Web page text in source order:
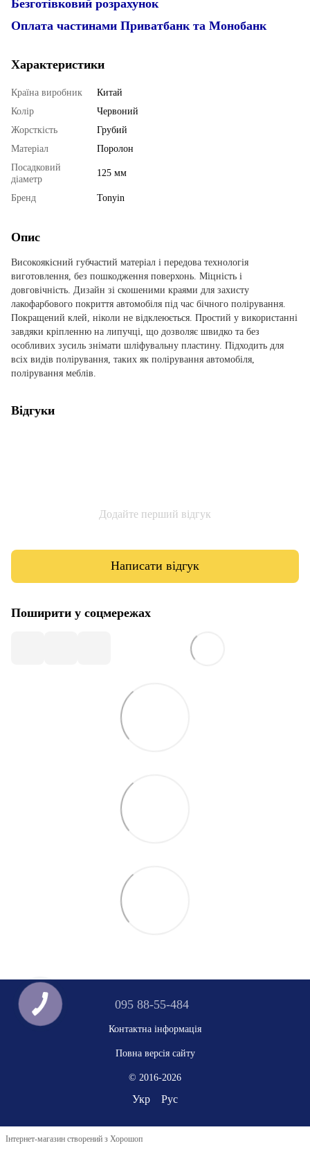
Безготівковий розрахунок
Оплата частинами Приватбанк та Монобанк
Характеристики
Країна виробник
Китай
Колір
Червоний
Жорсткість
Грубий
Матеріал
Поролон
Посадковий
діаметр
125 мм
Бренд Tonyin
Опис
Високоякісний губчастий матеріал і передова технологія
виготовлення, без пошкодження поверхонь. Міцність і
довговічність. Дизайн зі скошеними краями для захисту
лакофарбового покриття автомобіля під час бічного полірування.
Покращений клей, ніколи не відклеюється. Простий у використанні
завдяки кріпленню на липучці, що дозволяє швидко та без
особливих зусиль знімати шліфувальну пластину. Підходить для
всіх видів полірування, таких як полірування автомобіля,
полірування меблів.
Відгуки
Додайте перший відгук
Написати відгук
Поширити у соцмережах
095 88-55-484
Контактна інформація
Повна версія сайту
© 2016-2026
Укр Рус
Інтернет-магазин створений з Хорошоп